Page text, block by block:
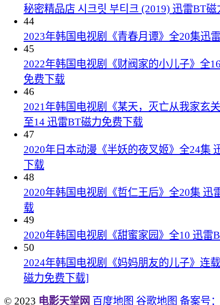
秘密精品店 시크릿 부티크 (2019) 迅雷BT
44
2023年韩国电视剧《青春月谭》全20集迅
45
2022年韩国电视剧《财阀家的小儿子》全
免费下载
46
2021年韩国电视剧《某天，灭亡从我家玄
至14 迅雷BT磁力免费下载
47
2020年日本动漫《半妖的夜叉姬》全24集
下载
48
2020年韩国电视剧《哲仁王后》全20集 迅
载
49
2020年韩国电视剧《甜蜜家园》全10 迅雷
50
2024年韩国电视剧《妈妈朋友的儿子》连
磁力免费下载]
© 2023 电影天堂网 百度地图 谷歌地图 备案号